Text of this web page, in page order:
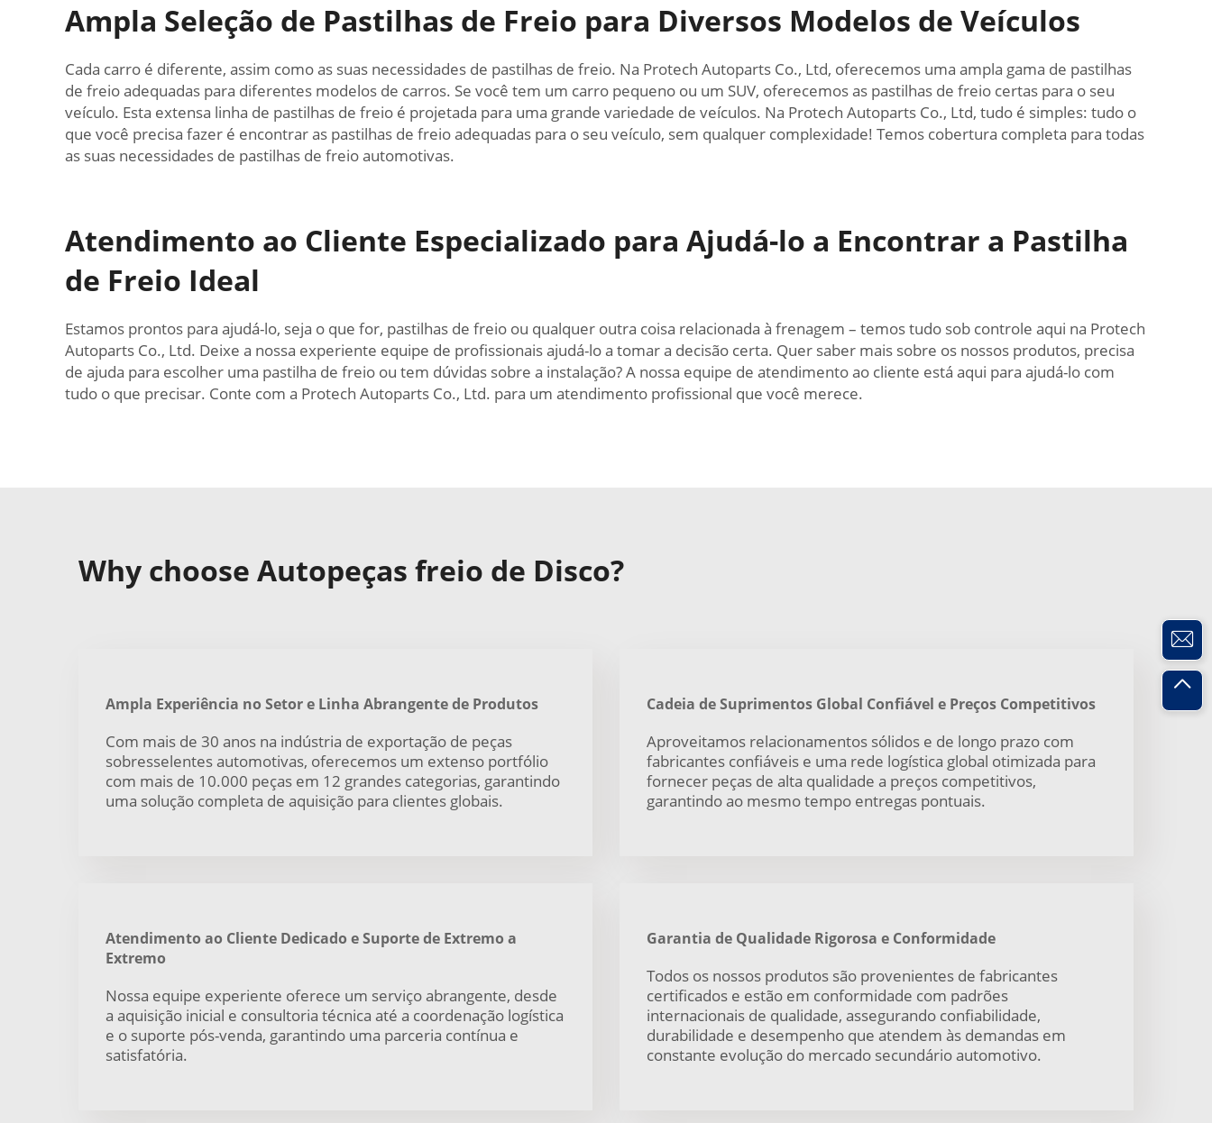
Ampla Seleção de Pastilhas de Freio para Diversos Modelos de Veículos
Cada carro é diferente, assim como as suas necessidades de pastilhas de freio. Na Protech Autoparts Co., Ltd, oferecemos uma ampla gama de pastilhas
de freio adequadas para diferentes modelos de carros. Se você tem um carro pequeno ou um SUV, oferecemos as pastilhas de freio certas para o seu
veículo. Esta extensa linha de pastilhas de freio é projetada para uma grande variedade de veículos. Na Protech Autoparts Co., Ltd, tudo é simples: tudo o
que você precisa fazer é encontrar as pastilhas de freio adequadas para o seu veículo, sem qualquer complexidade! Temos cobertura completa para todas
as suas necessidades de pastilhas de freio automotivas.
Atendimento ao Cliente Especializado para Ajudá-lo a Encontrar a Pastilha
de Freio Ideal
Estamos prontos para ajudá-lo, seja o que for, pastilhas de freio ou qualquer outra coisa relacionada à frenagem – temos tudo sob controle aqui na Protech
Autoparts Co., Ltd. Deixe a nossa experiente equipe de profissionais ajudá-lo a tomar a decisão certa. Quer saber mais sobre os nossos produtos, precisa
de ajuda para escolher uma pastilha de freio ou tem dúvidas sobre a instalação? A nossa equipe de atendimento ao cliente está aqui para ajudá-lo com
tudo o que precisar. Conte com a Protech Autoparts Co., Ltd. para um atendimento profissional que você merece.
Why choose Autopeças freio de Disco?
Ampla Experiência no Setor e Linha Abrangente de Produtos
Com mais de 30 anos na indústria de exportação de peças
sobresselentes automotivas, oferecemos um extenso portfólio
com mais de 10.000 peças em 12 grandes categorias, garantindo
uma solução completa de aquisição para clientes globais.
Cadeia de Suprimentos Global Confiável e Preços Competitivos
Aproveitamos relacionamentos sólidos e de longo prazo com
fabricantes confiáveis e uma rede logística global otimizada para
fornecer peças de alta qualidade a preços competitivos,
garantindo ao mesmo tempo entregas pontuais.
Atendimento ao Cliente Dedicado e Suporte de Extremo a
Extremo
Nossa equipe experiente oferece um serviço abrangente, desde
a aquisição inicial e consultoria técnica até a coordenação logística
e o suporte pós-venda, garantindo uma parceria contínua e
satisfatória.
Garantia de Qualidade Rigorosa e Conformidade
Todos os nossos produtos são provenientes de fabricantes
certificados e estão em conformidade com padrões
internacionais de qualidade, assegurando confiabilidade,
durabilidade e desempenho que atendem às demandas em
constante evolução do mercado secundário automotivo.